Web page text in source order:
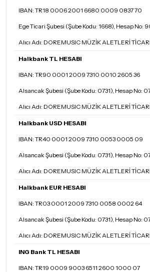
IBAN: TR18 0006 2001 6680 0009 0837 70
Ege Ticari Şubesi (Şube Kodu: 1668), Hesap No:
Alıcı Adı: DOREMUSIC MÜZİK ALETLERİ
Halkbank TL HESABI
IBAN: TR90 0001 2009 7310 0010 2605 36
Alsancak Şubesi (Şube Kodu: 0731), Hesap No:
Alıcı Adı: DOREMUSIC MÜZİK ALETLERİ
Halkbank USD HESABI
IBAN: TR40 0001 2009 7310 0053 0005 09
Alsancak Şubesi (Şube Kodu: 0731), Hesap No:
Alıcı Adı: DOREMUSIC MÜZİK ALETLERİ
Halkbank EUR HESABI
IBAN: TR03 0001 2009 7310 0058 0002 64
Alsancak Şubesi (Şube Kodu: 0731), Hesap No:
Alıcı Adı: DOREMUSIC MÜZİK ALETLERİ
ING Bank TL HESABI
IBAN: TR19 0009 9003 6511 2600 1000 07